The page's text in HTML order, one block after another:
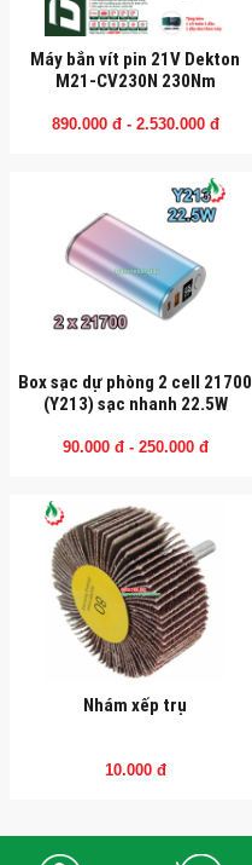
Máy bắn vít pin 21V Dekton
M21-CV230N 230Nm
890.000 đ - 2.530.000 đ
Box sạc dự phòng 2 cell 21700
(Y213) sạc nhanh 22.5W
90.000 đ - 250.000 đ
Nhám xếp trụ
10.000 đ